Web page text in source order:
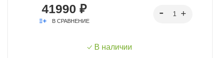
41990 ₽
В СРАВНЕНИЕ
В наличии